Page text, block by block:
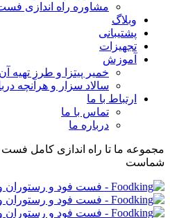
مشاوره راه اندازی
وبلاگ
پشتیبانی
تجهیزات
آموزش
خمیر پیتزا و طرز تهیه آن
سالاد سزار و هرآنچه
ارتباط با ما
تماس با ما
درباره ما
مجموعه ما تا راه اندازی کامل
شماست